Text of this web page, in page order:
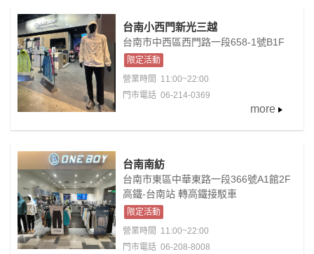
台南小西門新光三越
台南市中西區西門路一段658-1號B1F
限定活動
營業時間 11:00~22:00
門市電話 06-214-0369
more
台南南紡
台南市東區中華東路一段366號A1館2F
高鐵-台南站 轉高鐵接駁車
限定活動
營業時間 11:00~22:00
門市電話 06-208-8008